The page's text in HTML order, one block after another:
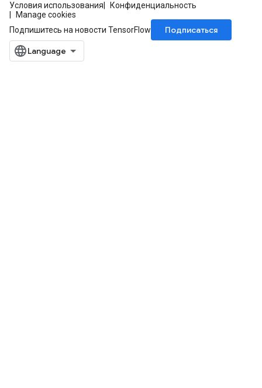
Условия использования
Конфиденциальность
Manage cookies
Подпишитесь на новости TensorFlow
Подписаться